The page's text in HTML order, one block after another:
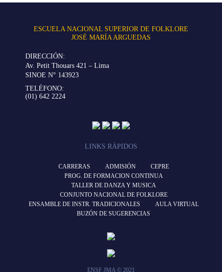
ESCUELA NACIONAL SUPERIOR DE FOLKLORE
JOSÉ MARÍA ARGUEDAS
DIRECCIÓN:
Av. Petit Thouars 421 – Lima
SINOE N° 143923
TELÉFONO:
(01) 642 2224
LINKS RÁPIDOS
CARRERAS ADMISIÓN
CEPRE
PROG. DE FORMACION CONTINUA
TALLER DE DANZA Y MUSICA
CONJUNTO NACIONAL DE FOLKLORE
ENSAMBLE DE INSTR. TRADICIONALES
AULA VIRTUAL
BUZÓN DE SUGERENCIAS
ENSF JMA © 2021